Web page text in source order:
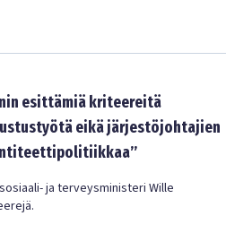
esittämiä kriteereitä
eikä järjestöjohtajien
ja terveysministeri Wille